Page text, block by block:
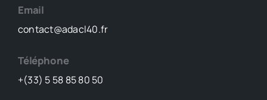
Email
contact@adacl40.fr
Téléphone
+(33) 5 58 85 80 50